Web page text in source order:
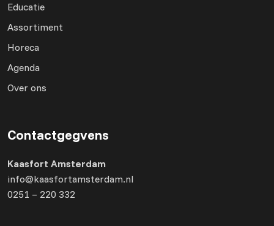
Educatie
Assortiment
Horeca
Agenda
Over ons
Contactgegvens
Kaasfort Amsterdam
info@kaasfortamsterdam.nl
0251 – 220 332